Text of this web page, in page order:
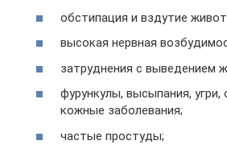
обстипация и вздутие
высокая нервная
затруднения с выведением
фурункулы, высыпания, угри,
кожные заболевания;
частые простуды;